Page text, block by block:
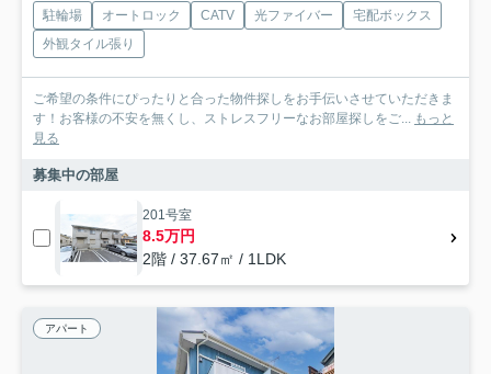
駐輪場 オートロック CATV 光ファイバー
宅配ボックス
外観タイル張り
ご希望の条件にぴったりと合った物件探しをお手伝いさせていただきま
す！お客様の不安を無くし、ストレスフリーなお部屋探しをご... もっと
見る
募集中の部屋
201号室
8.5万円
2階 / 37.67㎡ / 1LDK
アパート